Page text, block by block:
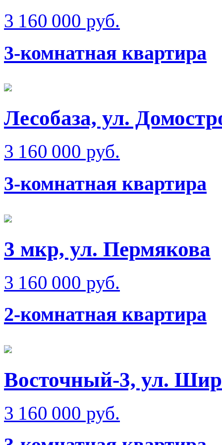
3 160 000 руб.
3-комнатная квартира
Лесобаза, ул.
3 160 000 руб.
3-комнатная квартира
3 мкр, ул. Пермякова
3 160 000 руб.
2-комнатная квартира
Восточный-3, ул.
3 160 000 руб.